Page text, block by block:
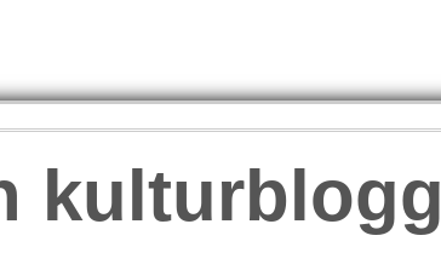
kulturblogg